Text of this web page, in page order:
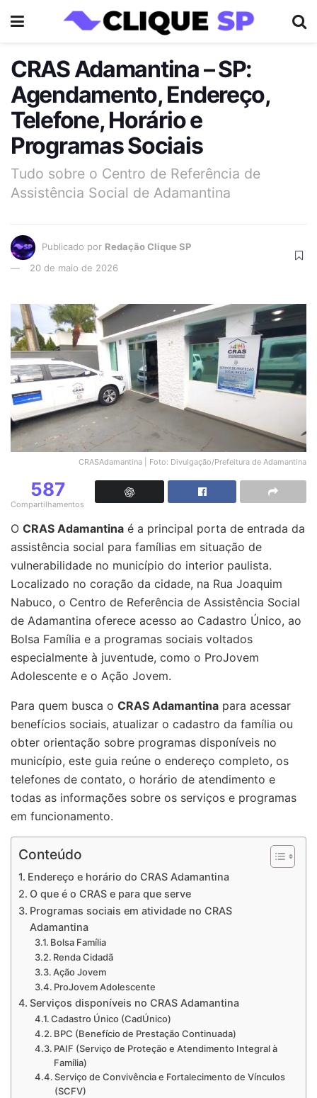
CRAS Adamantina – SP:
Agendamento, Endereço,
Telefone, Horário e
Programas Sociais
Tudo sobre o Centro de Referência de
Assistência Social de Adamantina
Publicado por Redação Clique SP
20 de maio de 2026
CRASAdamantina | Foto: Divulgação/Prefeitura de Adamantina
587
Compartilhamentos
O CRAS Adamantina é a principal porta de entrada da
assistência social para famílias em situação de
vulnerabilidade no município do interior paulista.
Localizado no coração da cidade, na Rua Joaquim
Nabuco, o Centro de Referência de Assistência Social
de Adamantina oferece acesso ao Cadastro Único, ao
Bolsa Família e a programas sociais voltados
especialmente à juventude, como o ProJovem
Adolescente e o Ação Jovem.
Para quem busca o CRAS Adamantina para acessar
benefícios sociais, atualizar o cadastro da família ou
obter orientação sobre programas disponíveis no
município, este guia reúne o endereço completo, os
telefones de contato, o horário de atendimento e
todas as informações sobre os serviços e programas
em funcionamento.
Conteúdo
Endereço e horário do CRAS Adamantina
O que é o CRAS e para que serve
Programas sociais em atividade no CRAS
Adamantina
Bolsa Família
Renda Cidadã
Ação Jovem
ProJovem Adolescente
Serviços disponíveis no CRAS Adamantina
Cadastro Único (CadÚnico)
BPC (Benefício de Prestação Continuada)
PAIF (Serviço de Proteção e Atendimento Integral à
Família)
Serviço de Convivência e Fortalecimento de Vínculos
(SCFV)